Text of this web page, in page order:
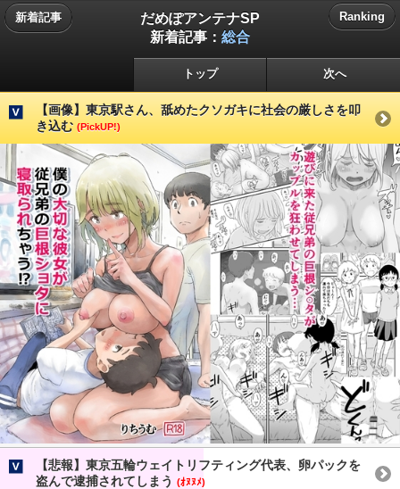
新着記事
だめぽアンテナSP
新着記事： 総合
Ranking
トップ 次へ
【画像】東京駅さん、舐めたクソガキに社会の厳しさを叩
き込む (PickUP!)
【悲報】東京五輪ウェイトリフティング代表、卵パックを
盗んで逮捕されてしまう (ｵﾇﾇﾒ)